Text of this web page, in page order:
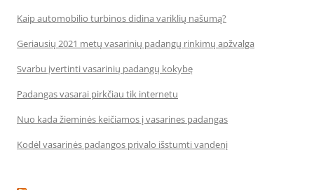
Kaip automobilio turbinos didina variklių našumą?
Geriausių 2021 metų vasarinių padangų rinkimų apžvalga
Svarbu įvertinti vasarinių padangų kokybę
Padangas vasarai pirkčiau tik internetu
Nuo kada žieminės keičiamos į vasarines padangas
Kodėl vasarinės padangos privalo išstumti vandenį